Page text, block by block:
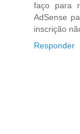
faço para
AdSense
inscrição
Responder